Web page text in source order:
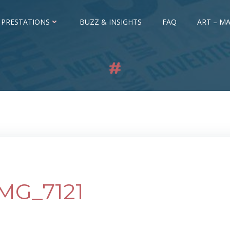
BUZZ & INSIGHTS FAQ ART –